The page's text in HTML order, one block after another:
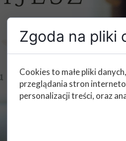
Zgoda na pliki
Cookies to małe pliki
przeglądania stron
personalizacji treści, oraz